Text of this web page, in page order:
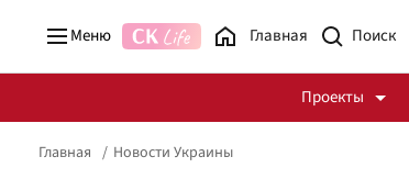
Меню Главная
Проекты
Главная Новости Украины